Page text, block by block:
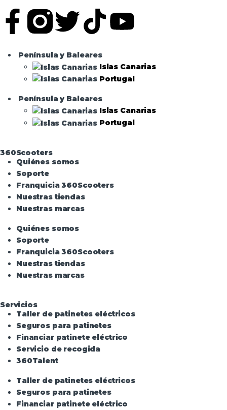
Península y Baleares
Islas Canarias
Portugal
Península y Baleares
Islas Canarias
Portugal
360Scooters
Quiénes somos
Soporte
Franquicia 360Scooters
Nuestras tiendas
Nuestras marcas
Quiénes somos
Soporte
Franquicia 360Scooters
Nuestras tiendas
Nuestras marcas
Servicios
Taller de patinetes eléctricos
Seguros para patinetes
Financiar patinete eléctrico
Servicio de recogida
360Talent
Taller de patinetes eléctricos
Seguros para patinetes
Financiar patinete eléctrico